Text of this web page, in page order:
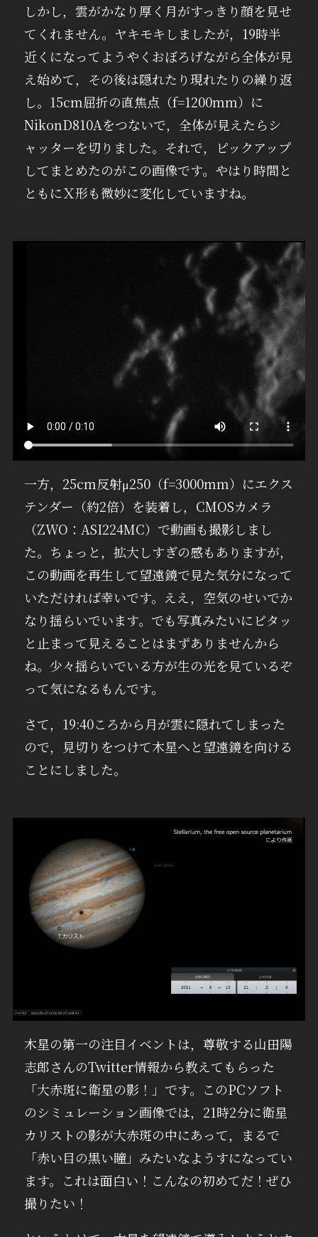
しかし，雲がかなり厚く月がすっきり顔を見せ
てくれません。ヤキモキしましたが，19時半
近くになってようやくおぼろげながら全体が見
え始めて，その後は隠れたり現れたりの繰り返
し。15cm屈折の直焦点（f=1200mm）に
NikonD810Aをつないで，全体が見えたらシ
ャッターを切りました。それで，ピックアップ
してまとめたのがこの画像です。やはり時間と
ともにＸ形も微妙に変化していますね。
一方，25cm反射μ250（f=3000mm）にエクス
テンダー（約2倍）を装着し，CMOSカメラ
（ZWO：ASI224MC）で動画も撮影しまし
た。ちょっと，拡大しすぎの感もありますが，
この動画を再生して望遠鏡で見た気分になって
いただければ幸いです。ええ，空気のせいでか
なり揺らいでいます。でも写真みたいにピタッ
と止まって見えることはまずありませんから
ね。少々揺らいでいる方が生の光を見ているぞ
って気になるもんです。
さて，19:40ころから月が雲に隠れてしまった
ので，見切りをつけて木星へと望遠鏡を向ける
ことにしました。
木星の第一の注目イベントは，尊敬する山田陽
志郎さんのTwitter情報から教えてもらった
「大赤斑に衛星の影！」です。このPCソフト
のシミュレーション画像では，21時2分に衛星
カリストの影が大赤斑の中にあって，まるで
「赤い目の黒い瞳」みたいなようすになってい
ます。これは面白い！こんなの初めてだ！ぜひ
撮りたい！